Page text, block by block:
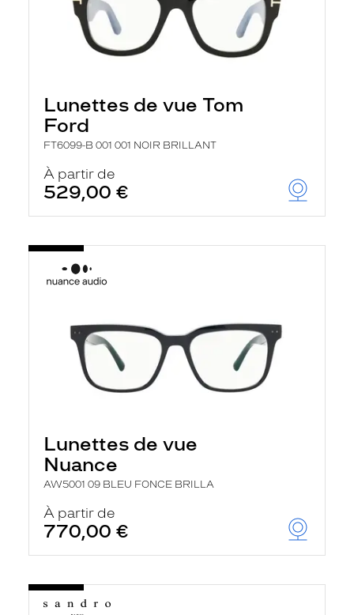
Lunettes de vue Tom
Ford
FT6099-B 001 001 NOIR BRILLANT
À partir de
529,00 €
Lunettes de vue
Nuance
AW5001 09 BLEU FONCE BRILLA
À partir de
770,00 €